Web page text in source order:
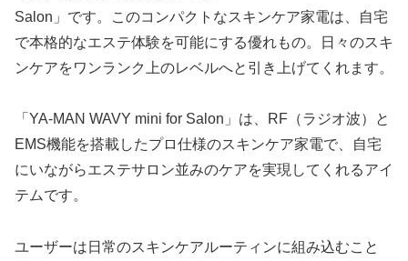
Salon」です。このコンパクトなスキンケア家電は、自宅
で本格的なエステ体験を可能にする優れもの。日々のスキ
ンケアをワンランク上のレベルへと引き上げてくれます。
「YA-MAN WAVY mini for Salon」は、RF（ラジオ波）と
EMS機能を搭載したプロ仕様のスキンケア家電で、自宅
にいながらエステサロン並みのケアを実現してくれるアイ
テムです。
ユーザーは日常のスキンケアルーティンに組み込むこと